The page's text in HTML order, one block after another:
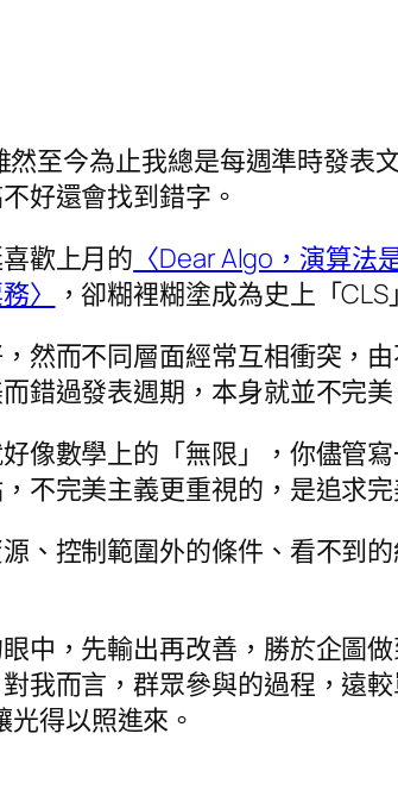
至今為止我總是每週準時發表
好還會找到錯字。
歡上月的 〈Dear Algo，演算法
〉
，卻糊裡糊塗成為史上「
然而不同層面經常互相衝突，
錯過發表週期，本身就並不完美
像數學上的「無限」，你儘管寫
不完美主義更重視的，是追求完
、控制範圍外的條件、看不到
中，先輸出再改善，勝於企圖
我而言，群眾參與的過程，遠
得以照進來。